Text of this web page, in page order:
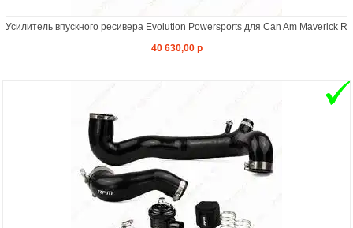
Усилитель впускного ресивера Evolution Powersports для Can Am Maverick R
40 630,00 р